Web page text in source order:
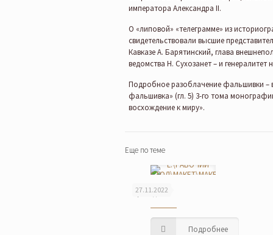
императора Александра II.
О «липовой» «телеграмме» из
свидетельствовали высшие
Кавказе А. Барятинский, глава
ведомства Н. Сухозанет – и генералитет
Подробное разоблачение фальшивки –
фальшивка» (гл. 5) 3-го тома
восхождение к миру».
Еще по теме
27.11.2022
Праведник
Подробнее